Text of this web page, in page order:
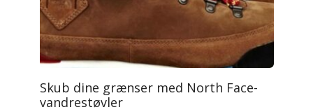
Skub dine grænser med North Face-
vandrestøvler